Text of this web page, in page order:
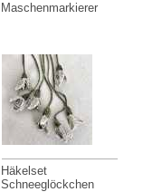
Maschenmarkierer
Häkelset
Schneeglöckchen